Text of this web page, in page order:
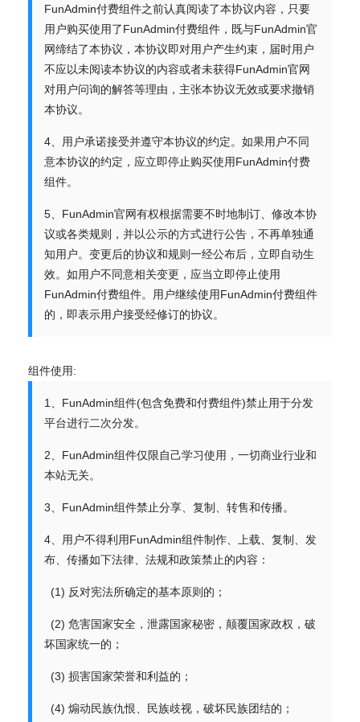
FunAdmin付费组件之前认真阅读了本协议内容，只要
用户购买使用了FunAdmin付费组件，既与FunAdmin官
网缔结了本协议，本协议即对用户产生约束，届时用户
不应以未阅读本协议的内容或者未获得FunAdmin官网
对用户问询的解答等理由，主张本协议无效或要求撤销
本协议。
4、用户承诺接受并遵守本协议的约定。如果用户不同
意本协议的约定，应立即停止购买使用FunAdmin付费
组件。
5、FunAdmin官网有权根据需要不时地制订、修改本协
议或各类规则，并以公示的方式进行公告，不再单独通
知用户。变更后的协议和规则一经公布后，立即自动生
效。如用户不同意相关变更，应当立即停止使用
FunAdmin付费组件。用户继续使用FunAdmin付费组件
的，即表示用户接受经修订的协议。
组件使用:
1、FunAdmin组件(包含免费和付费组件)禁止用于分发
平台进行二次分发。
2、FunAdmin组件仅限自己学习使用，一切商业行业和
本站无关。
3、FunAdmin组件禁止分享、复制、转售和传播。
4、用户不得利用FunAdmin组件制作、上载、复制、发
布、传播如下法律、法规和政策禁止的内容：
(1) 反对宪法所确定的基本原则的；
(2) 危害国家安全，泄露国家秘密，颠覆国家政权，破
坏国家统一的；
(3) 损害国家荣誉和利益的；
(4) 煽动民族仇恨、民族歧视，破坏民族团结的；